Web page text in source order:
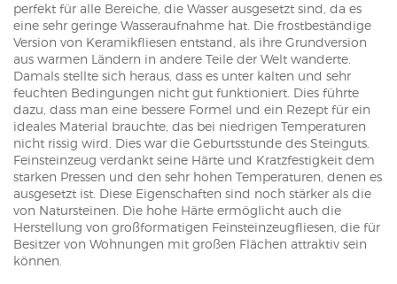
perfekt für alle Bereiche, die Wasser ausgesetzt sind, da es
eine sehr geringe Wasseraufnahme hat. Die frostbeständige
Version von Keramikfliesen entstand, als ihre Grundversion
aus warmen Ländern in andere Teile der Welt wanderte.
Damals stellte sich heraus, dass es unter kalten und sehr
feuchten Bedingungen nicht gut funktioniert. Dies führte
dazu, dass man eine bessere Formel und ein Rezept für ein
ideales Material brauchte, das bei niedrigen Temperaturen
nicht rissig wird. Dies war die Geburtsstunde des Steinguts.
Feinsteinzeug verdankt seine Härte und Kratzfestigkeit dem
starken Pressen und den sehr hohen Temperaturen, denen es
ausgesetzt ist. Diese Eigenschaften sind noch stärker als die
von Natursteinen. Die hohe Härte ermöglicht auch die
Herstellung von großformatigen Feinsteinzeugfliesen, die für
Besitzer von Wohnungen mit großen Flächen attraktiv sein
können.